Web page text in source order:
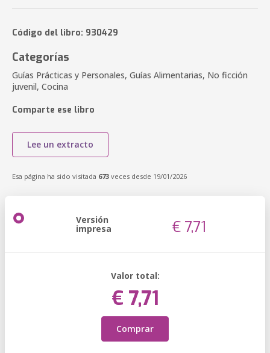
Código del libro: 930429
Categorías
Guías Prácticas y Personales, Guías Alimentarias, No ficción
juvenil, Cocina
Comparte ese libro
Lee un extracto
Esa página ha sido visitada 673 veces desde 19/01/2026
Versión
impresa € 7,71
Valor total:
€ 7,71
Comprar